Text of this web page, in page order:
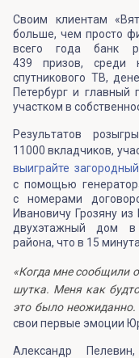
Своим клиентам
больше, чем просто
всего года банк
439 призов, среди
спутникового ТВ,
Петербург и
участком в
Результатов
11000 вкладчиков,
выиграйте
с помощью
с номерами
Ивановичу Грозяну
двухэтажный дом в
района, что в 15
«Когда мне сообщили
шутка. Меня как
это было неожиданно.
свои первые эмоции
Александр